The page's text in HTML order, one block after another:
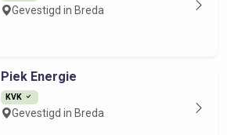
Gevestigd in Breda
Piek Energie
KVK
Gevestigd in Breda